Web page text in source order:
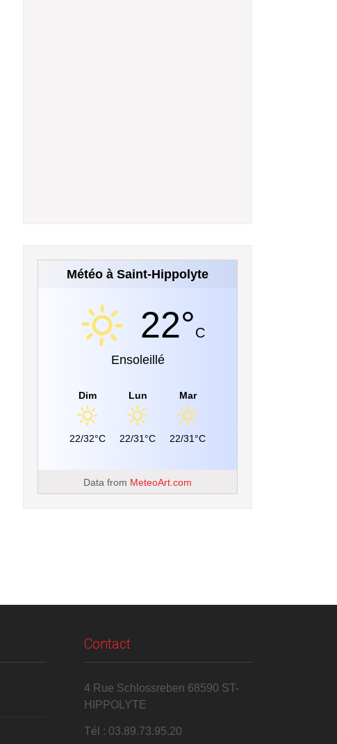
Météo à Saint-Hippolyte
22°C
Ensoleillé
Dim
22/32°C
Lun
22/31°C
Mar
22/31°C
Data from MeteoArt.com
Contact
4 Rue Schlossreben 68590 ST-
HIPPOLYTE
Tél : 03.89.73.95.20